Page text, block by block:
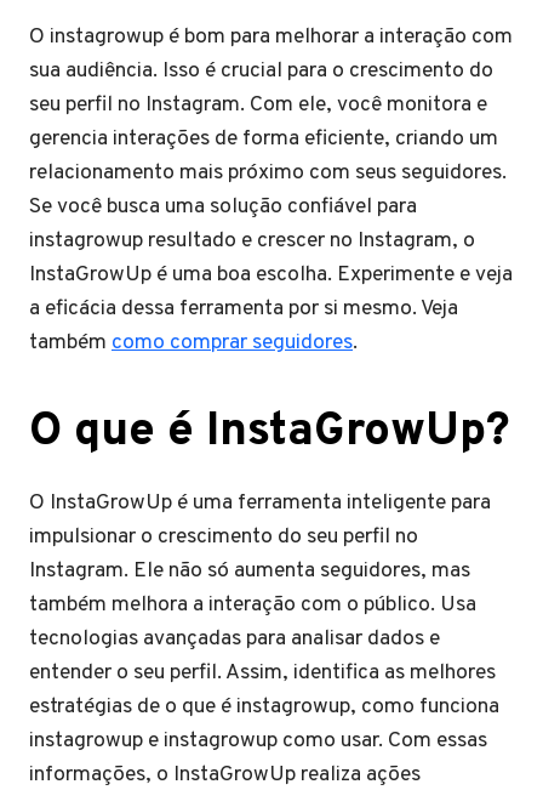
O instagrowup é bom para melhorar a interação com
sua audiência. Isso é crucial para o crescimento do
seu perfil no Instagram. Com ele, você monitora e
gerencia interações de forma eficiente, criando um
relacionamento mais próximo com seus seguidores.
Se você busca uma solução confiável para
instagrowup resultado e crescer no Instagram, o
InstaGrowUp é uma boa escolha. Experimente e veja
a eficácia dessa ferramenta por si mesmo. Veja
também como comprar seguidores.
O que é InstaGrowUp?
O InstaGrowUp é uma ferramenta inteligente para
impulsionar o crescimento do seu perfil no
Instagram. Ele não só aumenta seguidores, mas
também melhora a interação com o público. Usa
tecnologias avançadas para analisar dados e
entender o seu perfil. Assim, identifica as melhores
estratégias de o que é instagrowup, como funciona
instagrowup e instagrowup como usar. Com essas
informações, o InstaGrowUp realiza ações